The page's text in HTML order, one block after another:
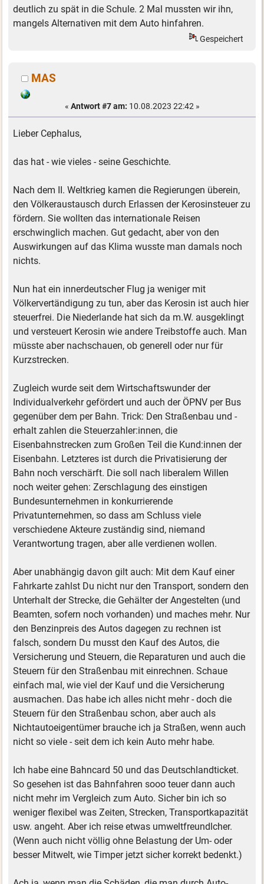
deutlich zu spät in die Schule. 2 Mal mussten wir ihn,
mangels Alternativen mit dem Auto hinfahren.
Gespeichert
MAS
« Antwort #7 am: 10.08.2023 22:42 »
Lieber Cephalus,
das hat - wie vieles - seine Geschichte.
Nach dem II. Weltkrieg kamen die Regierungen überein,
den Völkeraustausch durch Erlassen der Kerosinsteuer zu
fördern. Sie wollten das internationale Reisen
erschwinglich machen. Gut gedacht, aber von den
Auswirkungen auf das Klima wusste man damals noch
nichts.
Nun hat ein innerdeutscher Flug ja weniger mit
Völkervertändigung zu tun, aber das Kerosin ist auch hier
steuerfrei. Die Niederlande hat sich da m.W. ausgeklingt
und versteuert Kerosin wie andere Treibstoffe auch. Man
müsste aber nachschauen, ob generell oder nur für
Kurzstrecken.
Zugleich wurde seit dem Wirtschaftswunder der
Individualverkehr gefördert und auch der ÖPNV per Bus
gegenüber dem per Bahn. Trick: Den Straßenbau und -
erhalt zahlen die Steuerzahler:innen, die
Eisenbahnstrecken zum Großen Teil die Kund:innen der
Eisenbahn. Letzteres ist durch die Privatisierung der
Bahn noch verschärft. Die soll nach liberalem Willen
noch weiter gehen: Zerschlagung des einstigen
Bundesunternehmen in konkurrierende
Privatunternehmen, so dass am Schluss viele
verschiedene Akteure zuständig sind, niemand
Verantwortung tragen, aber alle verdienen wollen.
Aber unabhängig davon gilt auch: Mit dem Kauf einer
Fahrkarte zahlst Du nicht nur den Transport, sondern den
Unterhalt der Strecke, die Gehälter der Angestelten (und
Beamten, sofern noch vorhanden) und maches mehr. Nur
den Benzinpreis des Autos dagegen zu rechnen ist
falsch, sondern Du musst den Kauf des Autos, die
Versicherung und Steuern, die Reparaturen und auch die
Steuern für den Straßenbau mit einrechnen. Schaue
einfach mal, wie viel der Kauf und die Versicherung
ausmachen. Das habe ich alles nicht mehr - doch die
Steuern für den Straßenbau schon, aber auch als
Nichtautoeigentümer brauche ich ja Straßen, wenn auch
nicht so viele - seit dem ich kein Auto mehr habe.
Ich habe eine Bahncard 50 und das Deutschlandticket.
So gesehen ist das Bahnfahren sooo teuer dann auch
nicht mehr im Vergleich zum Auto. Sicher bin ich so
weniger flexibel was Zeiten, Strecken, Transportkapazität
usw. angeht. Aber ich reise etwas umweltfreundlcher.
(Wenn auch nicht völlig ohne Belastung der Um- oder
besser Mitwelt, wie Timper jetzt sicher korrekt bedenkt.)